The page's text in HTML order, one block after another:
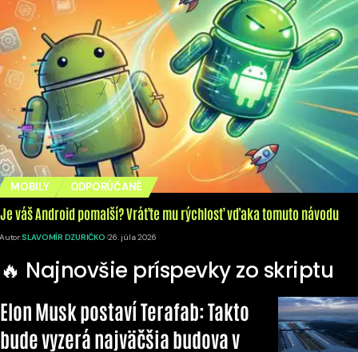
MOBILY ODPORÚČANÉ
Je váš Android pomalší? Vráťte mu rýchlosť vďaka tomuto návodu
Autor:SLAVOMÍR DZURIČKO 26. júla 2026
🔥 Najnovšie príspevky zo skriptu
Elon Musk postaví Terafab: Takto
bude vyzerá najväčšia budova v